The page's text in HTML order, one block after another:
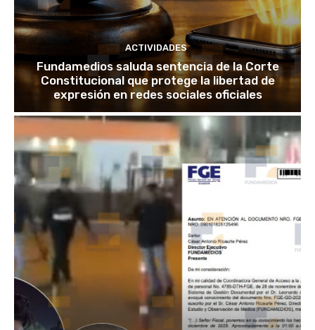
ACTIVIDADES
Fundamedios saluda sentencia de la Corte
Constitucional que protege la libertad de
expresión en redes sociales oficiales